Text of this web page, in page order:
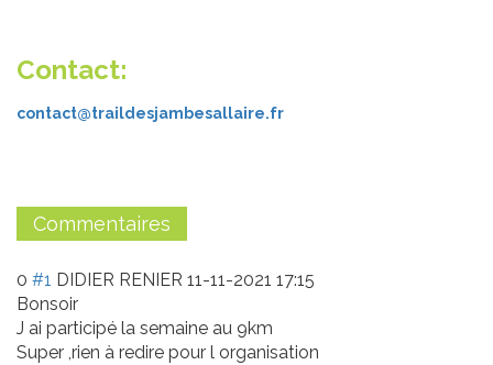
n
Contact:
contact@traildesjambesallaire.fr
Commentaires
0 #1 DIDIER RENIER 11-11-2021 17:15
Bonsoir
J ai participé la semaine au 9km
Super ,rien à redire pour l organisation